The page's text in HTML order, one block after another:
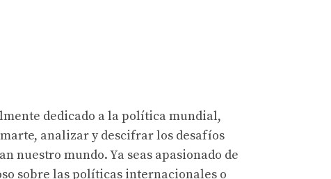
dedicado a la política mundial,
analizar y descifrar los desafíos
nuestro mundo. Ya seas apasionado de
sobre las políticas internacionales o